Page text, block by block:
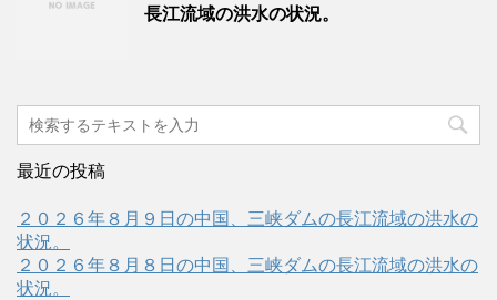
長江流域の洪水の状況。
最近の投稿
２０２６年８月９日の中国、三峡ダムの長江流域の洪水の
状況。
２０２６年８月８日の中国、三峡ダムの長江流域の洪水の
状況。